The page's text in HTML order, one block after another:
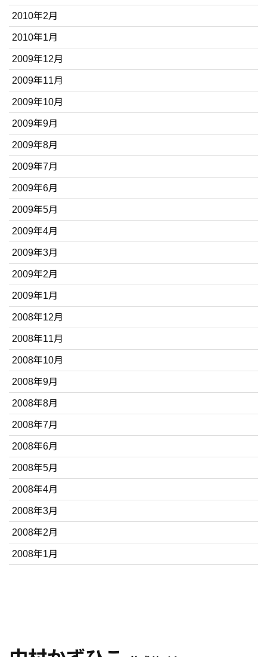
2010年2月
2010年1月
2009年12月
2009年11月
2009年10月
2009年9月
2009年8月
2009年7月
2009年6月
2009年5月
2009年4月
2009年3月
2009年2月
2009年1月
2008年12月
2008年11月
2008年10月
2008年9月
2008年8月
2008年7月
2008年6月
2008年5月
2008年4月
2008年3月
2008年2月
2008年1月